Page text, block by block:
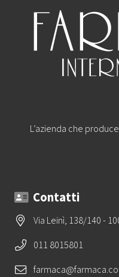
L’azienda che
Contatti
Via Leinì, 138/140 -
011 8015801